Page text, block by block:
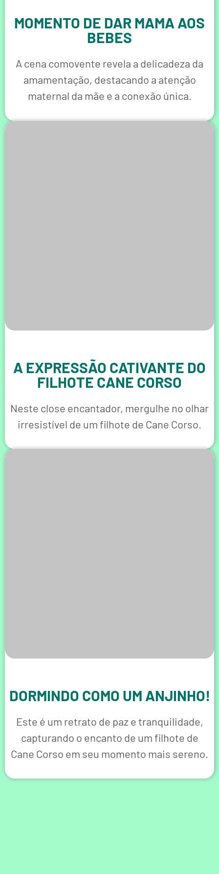
MOMENTO DE DAR MAMA AOS
BEBES
A cena comovente revela a delicadeza da
amamentação, destacando a atenção
maternal da mãe e a conexão única.
A EXPRESSÃO CATIVANTE DO
FILHOTE CANE CORSO
Neste close encantador, mergulhe no olhar
irresistível de um filhote de Cane Corso.
DORMINDO COMO UM ANJINHO!
Este é um retrato de paz e tranquilidade,
capturando o encanto de um filhote de
Cane Corso em seu momento mais sereno.